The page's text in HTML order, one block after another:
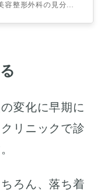
容整形外科の見分け
変化に早期に
リニックで診
ろん、落ち着